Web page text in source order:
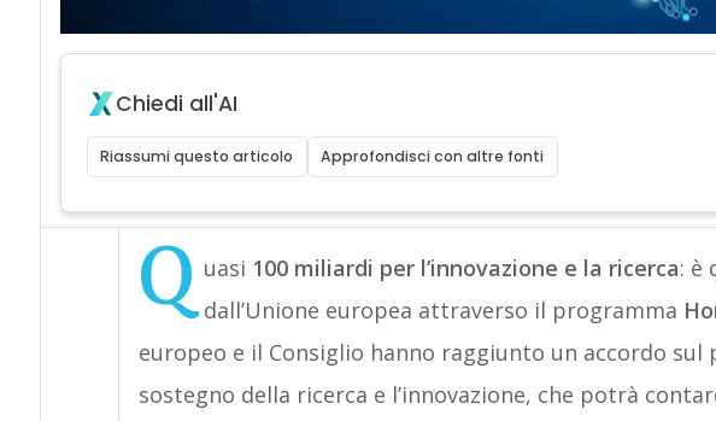
Chiedi all'AI
Riassumi questo articolo Approfondisci con altre fonti
Q uasi 100 miliardi per l’innovazione e la ricerca: è
dall’Unione europea attraverso il programma
europeo e il Consiglio hanno raggiunto un accordo
sostegno della ricerca e l’innovazione, che potrà